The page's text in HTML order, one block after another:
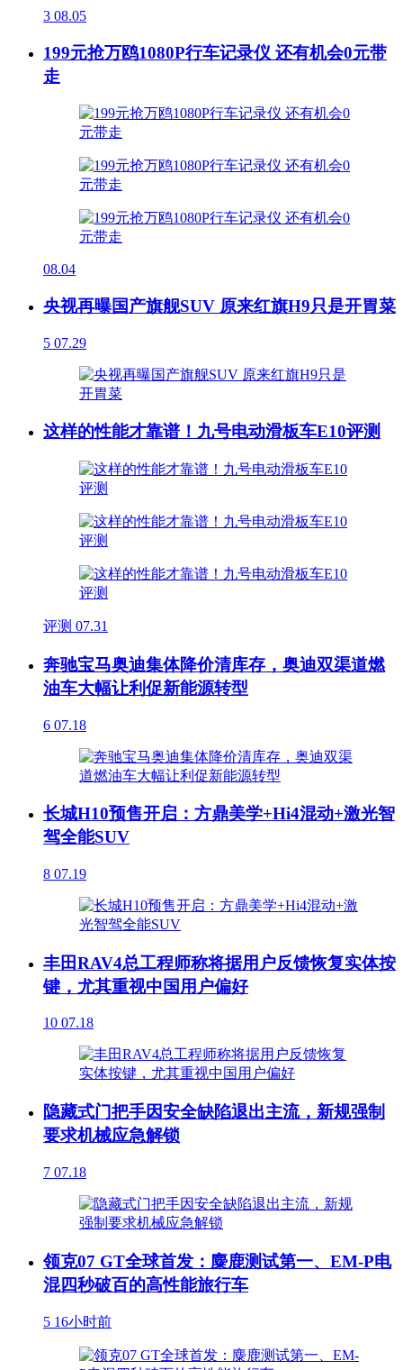
3 08.05
199元抢万鸥1080P行车记录仪 还有机会0元带
走
08.04
央视再曝国产旗舰SUV 原来红旗H9只是开胃菜
5 07.29
这样的性能才靠谱！九号电动滑板车E10评测
评测 07.31
奔驰宝马奥迪集体降价清库存，奥迪双渠道燃
油车大幅让利促新能源转型
6 07.18
长城H10预售开启：方鼎美学+Hi4混动+激光智
驾全能SUV
8 07.19
丰田RAV4总工程师称将据用户反馈恢复实体按
键，尤其重视中国用户偏好
10 07.18
隐藏式门把手因安全缺陷退出主流，新规强制
要求机械应急解锁
7 07.18
领克07 GT全球首发：麋鹿测试第一、EM-P电
混四秒破百的高性能旅行车
5 16小时前